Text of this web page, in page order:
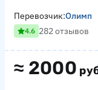
≈ 2000
Перевозчик:Олимп
4.6 282 отзывов